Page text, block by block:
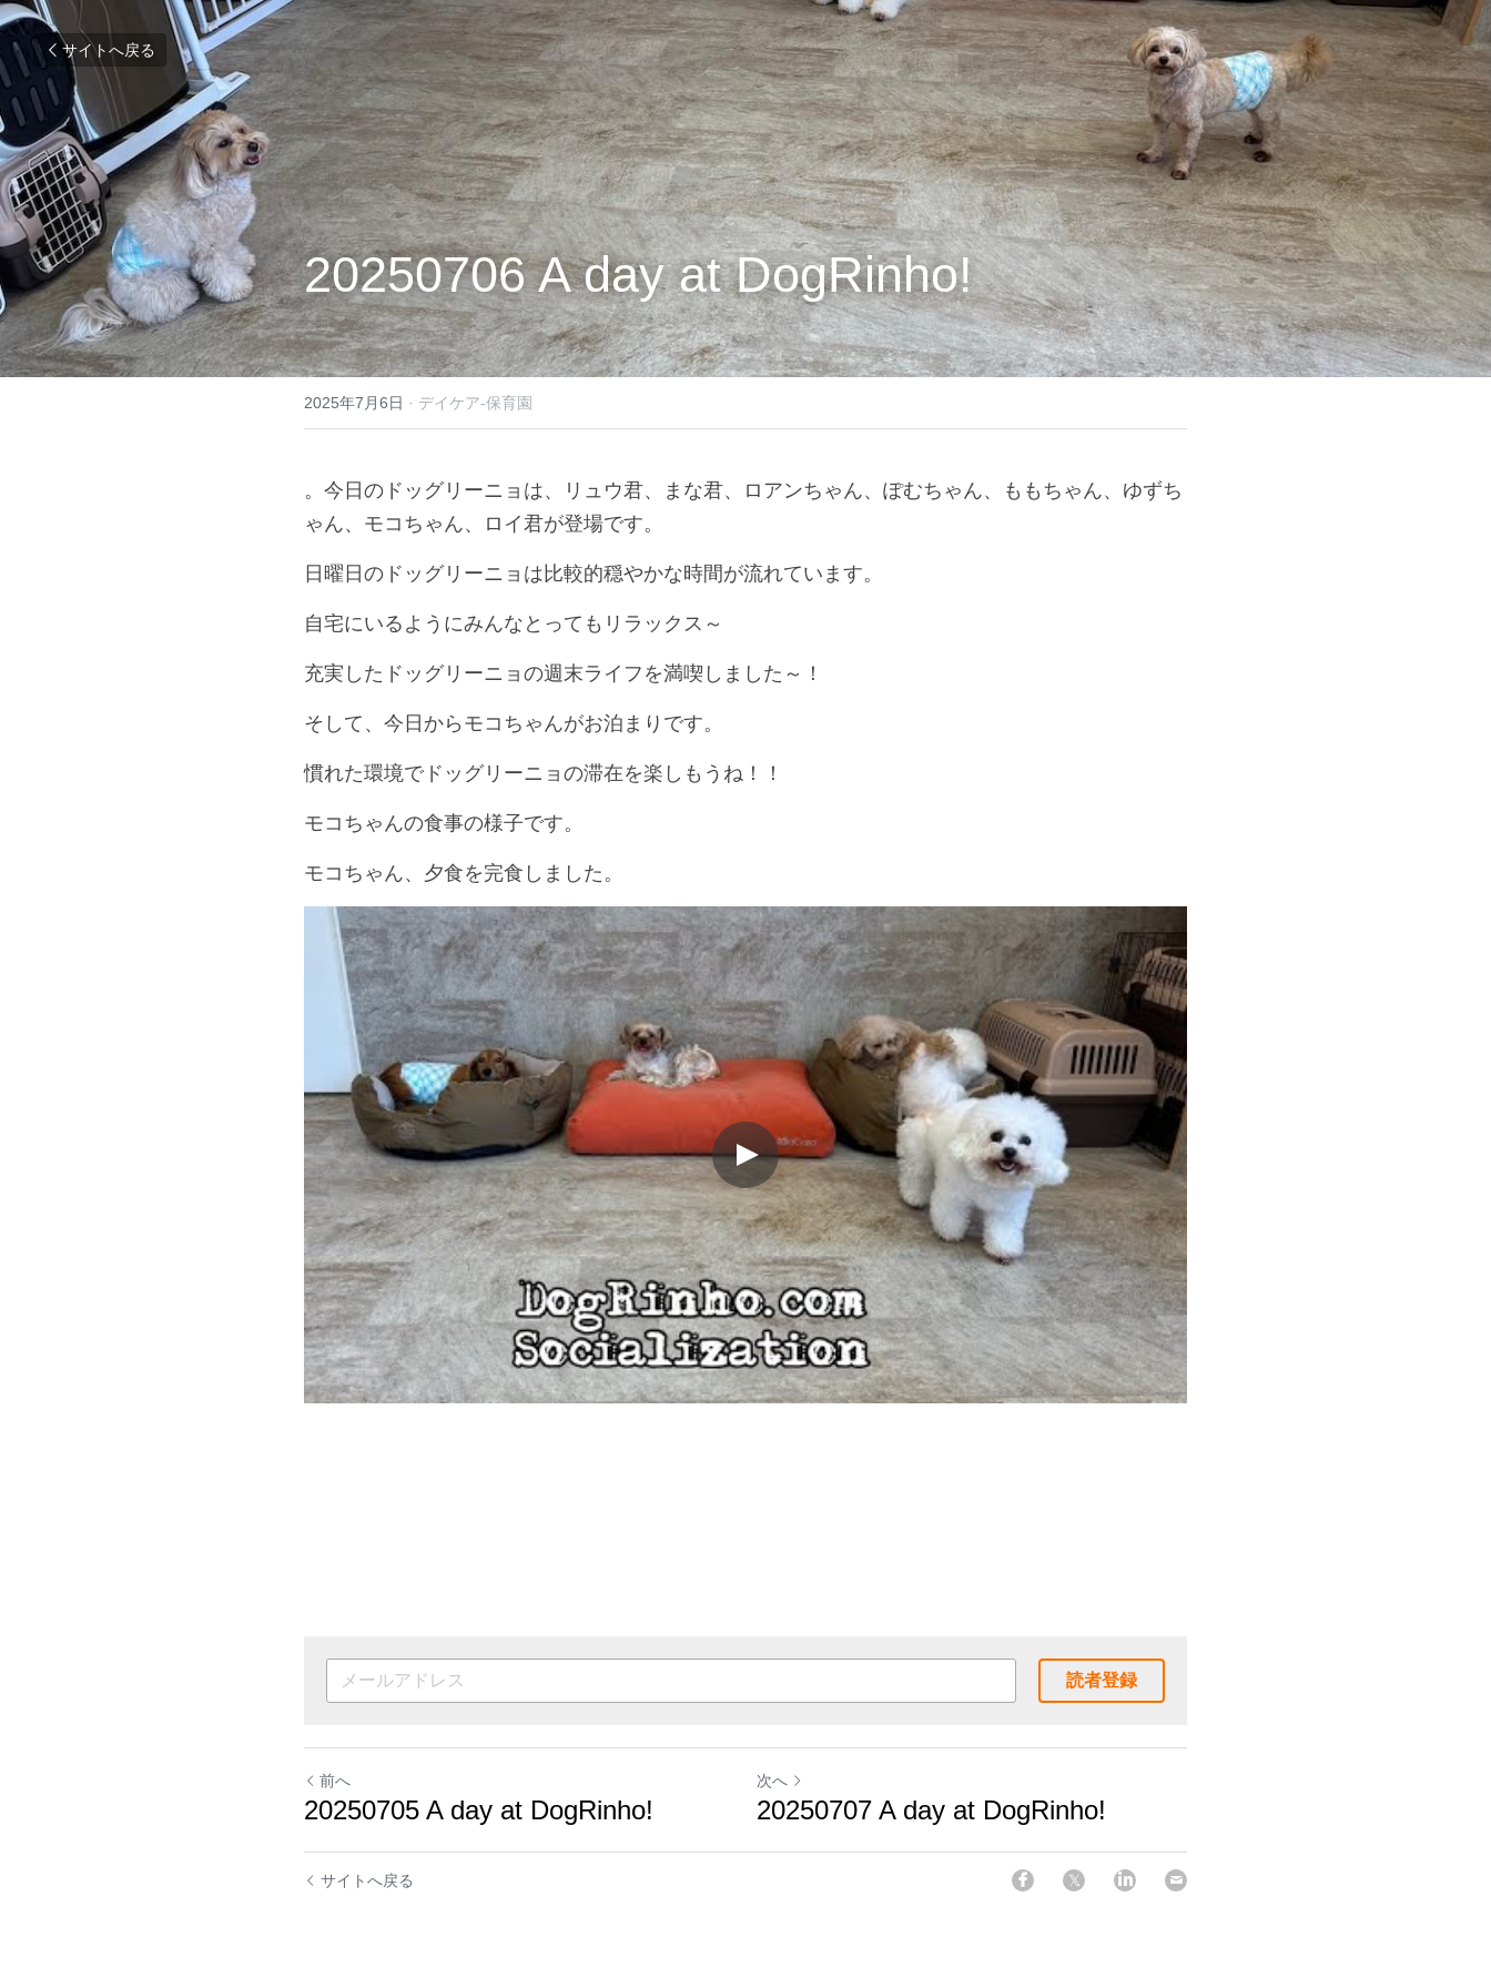
サイトへ戻る
20250706 A day at DogRinho!
2025年7月6日 · デイケア-保育園
。今日のドッグリーニョは、リュウ君、まな君、ロアンちゃん、ぽむちゃん、ももちゃん、ゆずち
ゃん、モコちゃん、ロイ君が登場です。
日曜日のドッグリーニョは比較的穏やかな時間が流れています。
自宅にいるようにみんなとってもリラックス～
充実したドッグリーニョの週末ライフを満喫しました～！
そして、今日からモコちゃんがお泊まりです。
慣れた環境でドッグリーニョの滞在を楽しもうね！！
モコちゃんの食事の様子です。
モコちゃん、夕食を完食しました。
読者登録
前へ
20250705 A day at DogRinho!
次へ
20250707 A day at DogRinho!
サイトへ戻る